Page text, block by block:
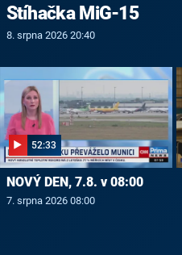
Stíhačka MiG-15
8. srpna 2026 20:40
52:33
NOVÝ DEN, 7.8. v 08:00
7. srpna 2026 08:00